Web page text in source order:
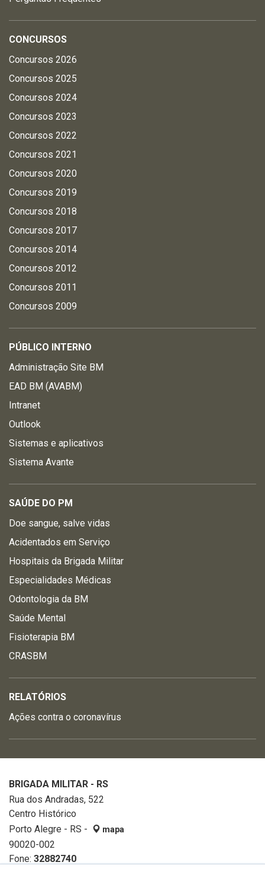
CONCURSOS
Concursos 2026
Concursos 2025
Concursos 2024
Concursos 2023
Concursos 2022
Concursos 2021
Concursos 2020
Concursos 2019
Concursos 2018
Concursos 2017
Concursos 2014
Concursos 2012
Concursos 2011
Concursos 2009
PÚBLICO INTERNO
Administração Site BM
EAD BM (AVABM)
Intranet
Outlook
Sistemas e aplicativos
Sistema Avante
SAÚDE DO PM
Doe sangue, salve vidas
Acidentados em Serviço
Hospitais da Brigada Militar
Especialidades Médicas
Odontologia da BM
Saúde Mental
Fisioterapia BM
CRASBM
RELATÓRIOS
Ações contra o coronavírus
BRIGADA MILITAR - RS
Rua dos Andradas, 522
Centro Histórico
Porto Alegre - RS -
mapa
90020-002
Fone: 32882740